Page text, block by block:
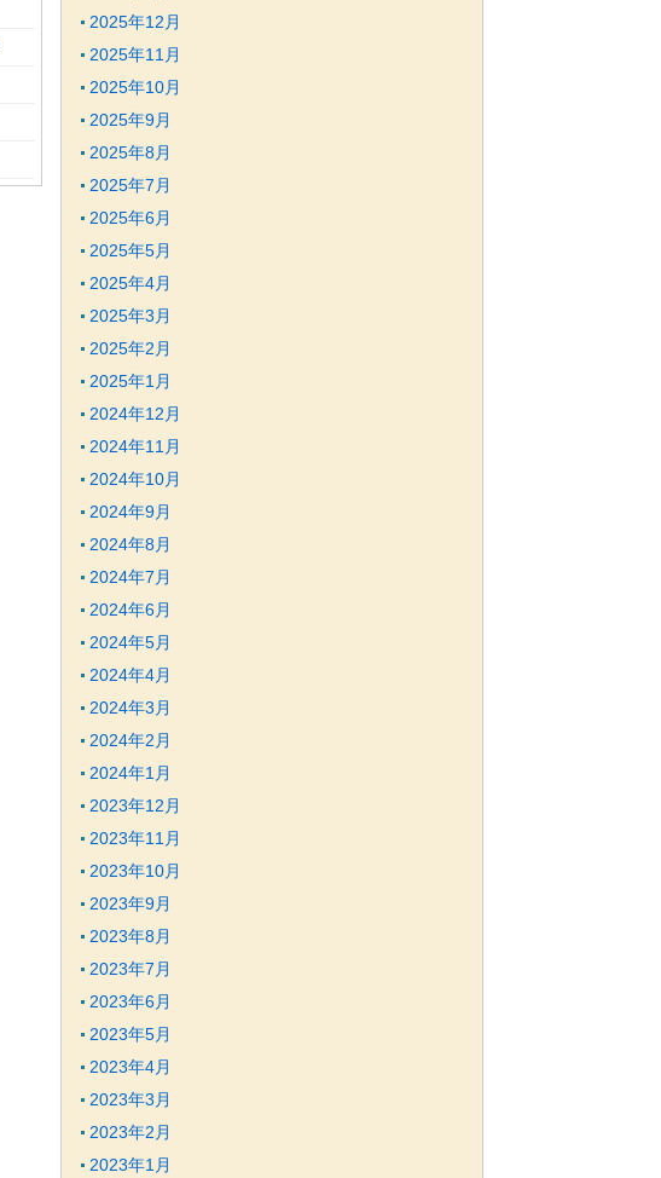
2025年12月
2025年11月
2025年10月
2025年9月
2025年8月
2025年7月
2025年6月
2025年5月
2025年4月
2025年3月
2025年2月
2025年1月
2024年12月
2024年11月
2024年10月
2024年9月
2024年8月
2024年7月
2024年6月
2024年5月
2024年4月
2024年3月
2024年2月
2024年1月
2023年12月
2023年11月
2023年10月
2023年9月
2023年8月
2023年7月
2023年6月
2023年5月
2023年4月
2023年3月
2023年2月
2023年1月